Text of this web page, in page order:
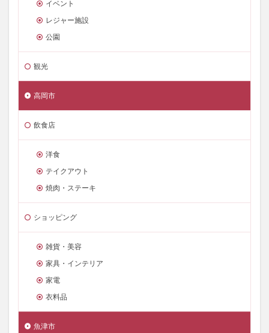
イベント
レジャー施設
公園
観光
高岡市
飲食店
洋食
テイクアウト
焼肉・ステーキ
ショッピング
雑貨・美容
家具・インテリア
家電
衣料品
魚津市